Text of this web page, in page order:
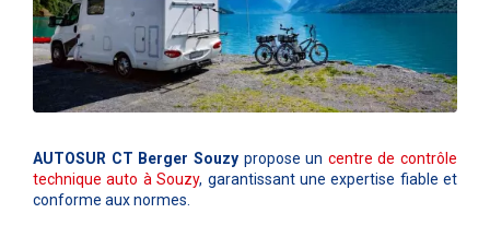
AUTOSUR CT Berger Souzypropose un centre de contrôle
technique auto à Souzy, garantissant une expertise fiable et
conforme aux normes.